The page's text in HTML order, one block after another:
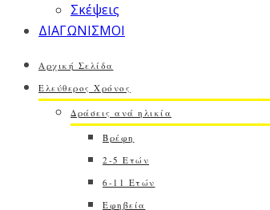
Σκέψεις
ΔΙΑΓΩΝΙΣΜΟΙ
Αρχική Σελίδα
Ελεύθερος Χρόνος
Δράσεις ανά ηλικία
Βρέφη
2-5 Ετών
6-11 Ετών
Εφηβεία